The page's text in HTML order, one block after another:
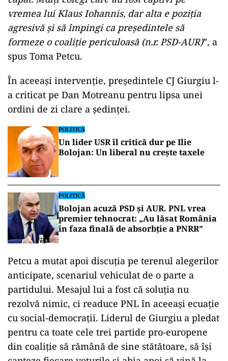
vremea lui Klaus Iohannis, dar alta e poziția
agresivă și să împingi ca președintele să
formeze o coaliție periculoasă (n.r. PSD-AUR)”, a
spus Toma Petcu.
În aceeași intervenție, președintele CJ Giurgiu l-
a criticat pe Dan Motreanu pentru lipsa unei
ordini de zi clare a ședinței.
POLITICĂ
Un lider USR îl critică dur pe Ilie
Bolojan: Un liberal nu crește taxele
POLITICĂ
Bolojan acuză PSD și AUR. PNL vrea
premier tehnocrat: „Au lăsat România
în faza finală de absorbţie a PNRR”
Petcu a mutat apoi discuția pe terenul alegerilor
anticipate, scenariul vehiculat de o parte a
partidului. Mesajul lui a fost că soluția nu
rezolvă nimic, ci readuce PNL în aceeași ecuație
cu social-democrații. Liderul de Giurgiu a pledat
pentru ca toate cele trei partide pro-europene
din coaliție să rămână de sine stătătoare, să își